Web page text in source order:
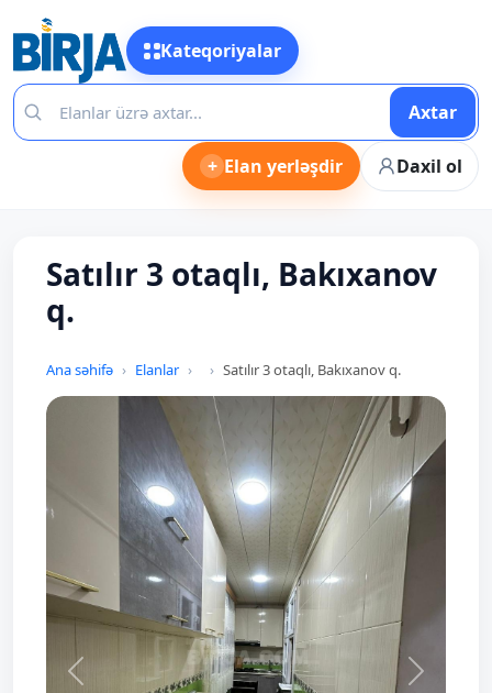
Kateqoriyalar
Axtar
+ Elan yerləşdir Daxil ol
Satılır 3 otaqlı, Bakıxanov
q.
Ana səhifə Elanlar Satılır 3 otaqlı, Bakıxanov q.
Prev Next